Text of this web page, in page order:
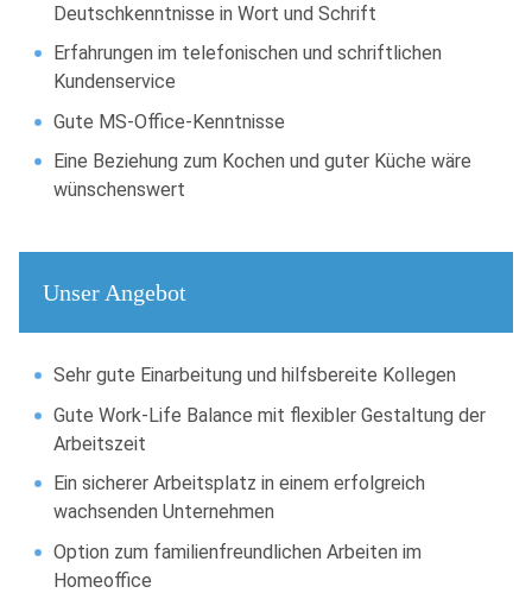
Deutschkenntnisse in Wort und Schrift
Erfahrungen im telefonischen und schriftlichen
Kundenservice
Gute MS-Office-Kenntnisse
Eine Beziehung zum Kochen und guter Küche wäre
wünschenswert
Unser Angebot
Sehr gute Einarbeitung und hilfsbereite Kollegen
Gute Work-Life Balance mit flexibler Gestaltung der
Arbeitszeit
Ein sicherer Arbeitsplatz in einem erfolgreich
wachsenden Unternehmen
Option zum familienfreundlichen Arbeiten im
Homeoffice